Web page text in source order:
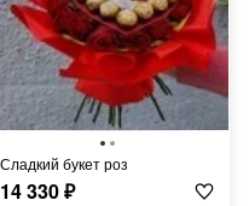
Сладкий букет роз
14 330₽